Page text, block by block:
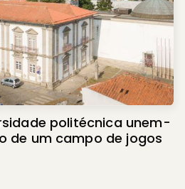
politécnica unem-
de um campo de jogos